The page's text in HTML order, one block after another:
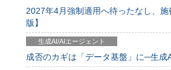
2027年4月強制適用へ待ったなし、
版】
生成AI/AIエージェント
成否のカギは「データ基盤」に─生成